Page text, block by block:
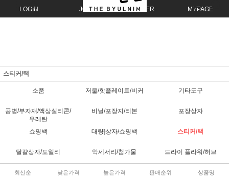
LOGIN JOIN ORDER MYPAGE
스티커/택
소품 저울/핫플레이트/비커 기타도구
공병/부자재/액상실리콘/
우레탄
비닐/포장지/리본 포장상자
쇼핑백 대량]상자/쇼핑백 스티커/택
달걀상자/도일리 악세서리/첨가물 드라이 플라워/허브
최신순 낮은가격 높은가격 판매순위 상품명